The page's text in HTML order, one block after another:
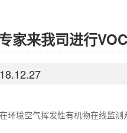
家来我司进行
环境空气挥发性有机物在线监测